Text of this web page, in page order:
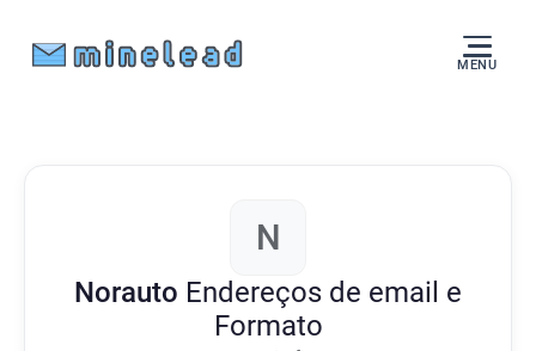
MENU
N
Norauto Endereços de email e
Formato